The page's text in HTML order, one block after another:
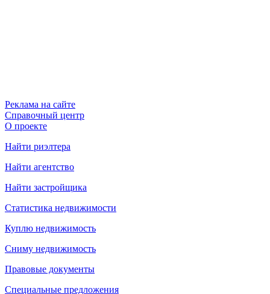
Реклама на сайте
Справочный центр
О проекте
Найти риэлтера
Найти агентство
Найти застройщика
Статистика недвижимости
Куплю недвижимость
Сниму недвижимость
Правовые документы
Специальные предложения